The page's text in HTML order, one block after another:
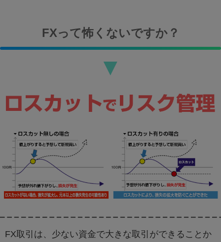
FXって怖くないですか？
▼
FX取引は、少ない資金で大きな取引ができることか